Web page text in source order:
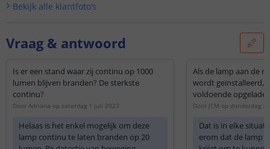
Bekijk alle klantfoto’s
Vraag & antwoord
Is er een stand waar zij continu op 1000
lumen blijven branden? De sterkste
continu?
Door Adriana op zaterdag 1 juli 2023
Helaas is het enkel mogelijk om deze
lamp continu te laten branden op 20
Als de lamp aan de
wordt geïnstalleerd,
voldoende
Door JCM op donderdag
Dat is in elke
erom dat de lamp